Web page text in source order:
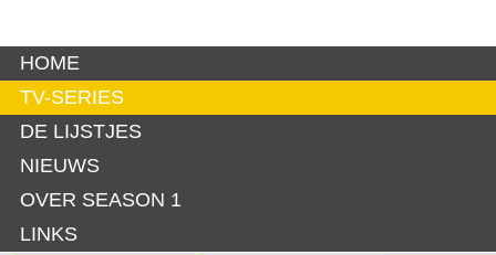
HOME
TV-SERIES
DE LIJSTJES
NIEUWS
OVER SEASON 1
LINKS